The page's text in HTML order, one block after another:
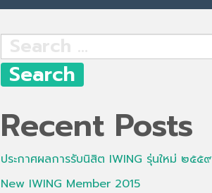
Search
for:
Recent Posts
ประกาศผลการรับนิสิต IWING รุ่นใหม่ ๒๕๕๙
New IWING Member 2015